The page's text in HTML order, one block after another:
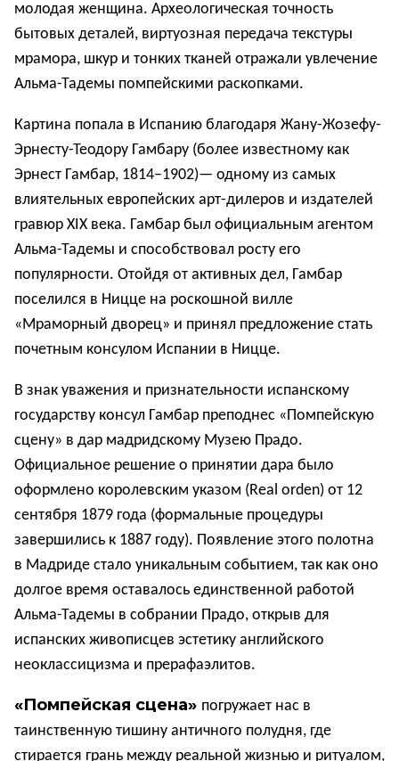
молодая женщина. Археологическая точность
бытовых деталей, виртуозная передача текстуры
мрамора, шкур и тонких тканей отражали увлечение
Альма-Тадемы помпейскими раскопками.
Картина попала в Испанию благодаря Жану-Жозефу-
Эрнесту-Теодору Гамбару (более известному как
Эрнест Гамбар, 1814–1902)— одному из самых
влиятельных европейских арт-дилеров и издателей
гравюр XIX века. Гамбар был официальным агентом
Альма-Тадемы и способствовал росту его
популярности. Отойдя от активных дел, Гамбар
поселился в Ницце на роскошной вилле
«Мраморный дворец» и принял предложение стать
почетным консулом Испании в Ницце.
В знак уважения и признательности испанскому
государству консул Гамбар преподнес «Помпейскую
сцену» в дар мадридскому Музею Прадо.
Официальное решение о принятии дара было
оформлено королевским указом (Real orden) от 12
сентября 1879 года (формальные процедуры
завершились к 1887 году). Появление этого полотна
в Мадриде стало уникальным событием, так как оно
долгое время оставалось единственной работой
Альма-Тадемы в собрании Прадо, открыв для
испанских живописцев эстетику английского
неоклассицизма и прерафаэлитов.
«Помпейская сцена» погружает нас в
таинственную тишину античного полудня, где
стирается грань между реальной жизнью и ритуалом,